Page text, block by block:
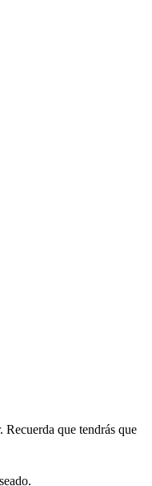
que tendrás que